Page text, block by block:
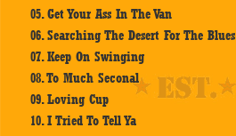
05. Get Your Ass In The Van
06. Searching The Desert For The Blues
07. Keep On Swinging
08. To Much Seconal
09. Loving Cup
10. I Tried To Tell Ya